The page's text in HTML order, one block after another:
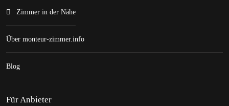
Zimmer in der Nähe
Über monteur-zimmer.info
Blog
Für Anbieter